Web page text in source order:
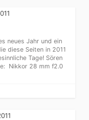
neues Jahr und ein
diese Seiten in 2011
Tage! Sören
Nikkor 28 mm f2.0